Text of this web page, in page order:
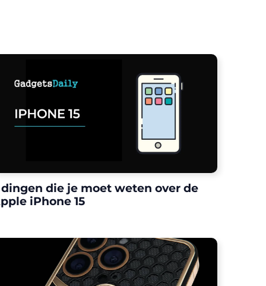
dingen die je moet weten over de
iPhone 15